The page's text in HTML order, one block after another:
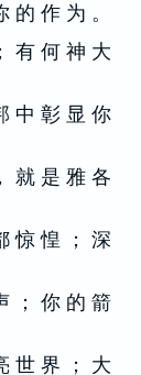
的 作 为 。
有 何 神 大
中 彰 显 你
就 是 雅 各
惊 惶 ； 深
； 你 的 箭
世 界 ； 大